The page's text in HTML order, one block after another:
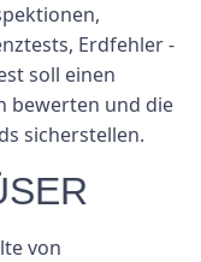
Erdfehler -
soll einen
bewerten und die
sicherstellen.
von